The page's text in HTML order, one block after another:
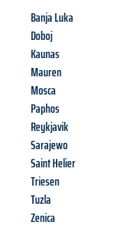
Banja Luka
Doboj
Kaunas
Mauren
Mosca
Paphos
Reykjavik
Sarajewo
Saint Helier
Triesen
Tuzla
Zenica